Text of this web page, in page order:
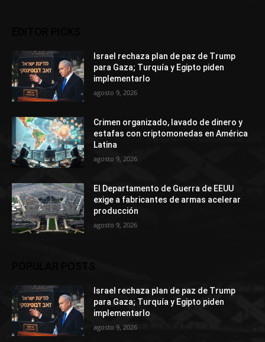
Israel rechaza plan de paz de Trump
para Gaza; Turquía y Egipto piden
implementarlo
agosto 9, 2026
Crimen organizado, lavado de dinero y
estafas con criptomonedas en América
Latina
agosto 9, 2026
El Departamento de Guerra de EEUU
exige a fabricantes de armas acelerar
producción
agosto 9, 2026
Israel rechaza plan de paz de Trump
para Gaza; Turquía y Egipto piden
implementarlo
agosto 9, 2026